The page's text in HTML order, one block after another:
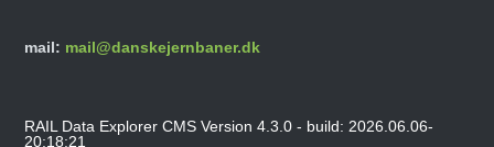
mail: mail@danskejernbaner.dk
RAIL Data Explorer CMS Version 4.3.0 - build: 2026.06.06-
20:18:21